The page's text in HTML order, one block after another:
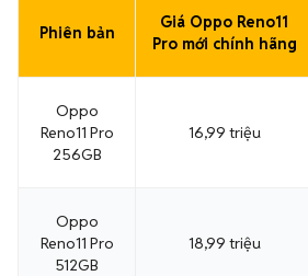
Phiên bản
Giá Oppo Reno11
Pro mới chính hãng
Oppo
Reno11 Pro
256GB
16,99 triệu
Oppo
Reno11 Pro
512GB
18,99 triệu